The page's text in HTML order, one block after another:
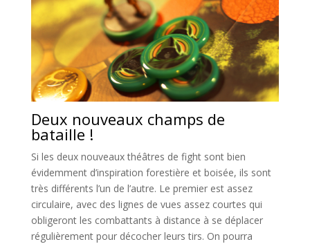
Deux nouveaux champs de
bataille !
Si les deux nouveaux théâtres de fight sont bien
évidemment d’inspiration forestière et boisée, ils sont
très différents l’un de l’autre. Le premier est assez
circulaire, avec des lignes de vues assez courtes qui
obligeront les combattants à distance à se déplacer
régulièrement pour décocher leurs tirs. On pourra